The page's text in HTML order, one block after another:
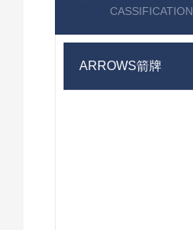
CASSIFICATION
ARROWS箭牌